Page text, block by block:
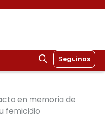
Seguinos
en memoria de
femicidio